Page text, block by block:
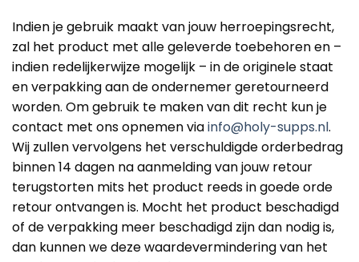
Indien je gebruik maakt van jouw herroepingsrecht,
zal het product met alle geleverde toebehoren en –
indien redelijkerwijze mogelijk – in de originele staat
en verpakking aan de ondernemer geretourneerd
worden. Om gebruik te maken van dit recht kun je
contact met ons opnemen viainfo@holy-supps.nl.
Wij zullen vervolgens het verschuldigde orderbedrag
binnen 14 dagen na aanmelding van jouw retour
terugstorten mits het product reeds in goede orde
retour ontvangen is. Mocht het product beschadigd
of de verpakking meer beschadigd zijn dan nodig is,
dan kunnen we deze waardevermindering van het